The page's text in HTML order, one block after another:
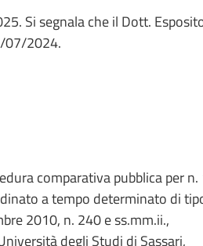
Si segnala che il Dott.
07/2024.
comparativa pubblica per n.
a tempo determinato di
2010, n. 240 e ss.mm.ii.,
degli Studi di Sassari,